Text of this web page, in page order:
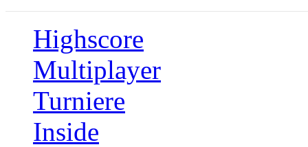
Highscore
Multiplayer
Turniere
Inside